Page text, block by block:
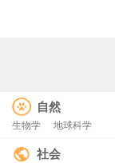
自然
生物学 地球科学
社会